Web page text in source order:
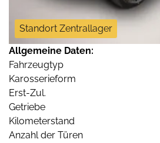
Standort Zentrallager
Allgemeine Daten:
Fahrzeugtyp
Karosserieform
Erst-Zul.
Getriebe
Kilometerstand
Anzahl der Türen